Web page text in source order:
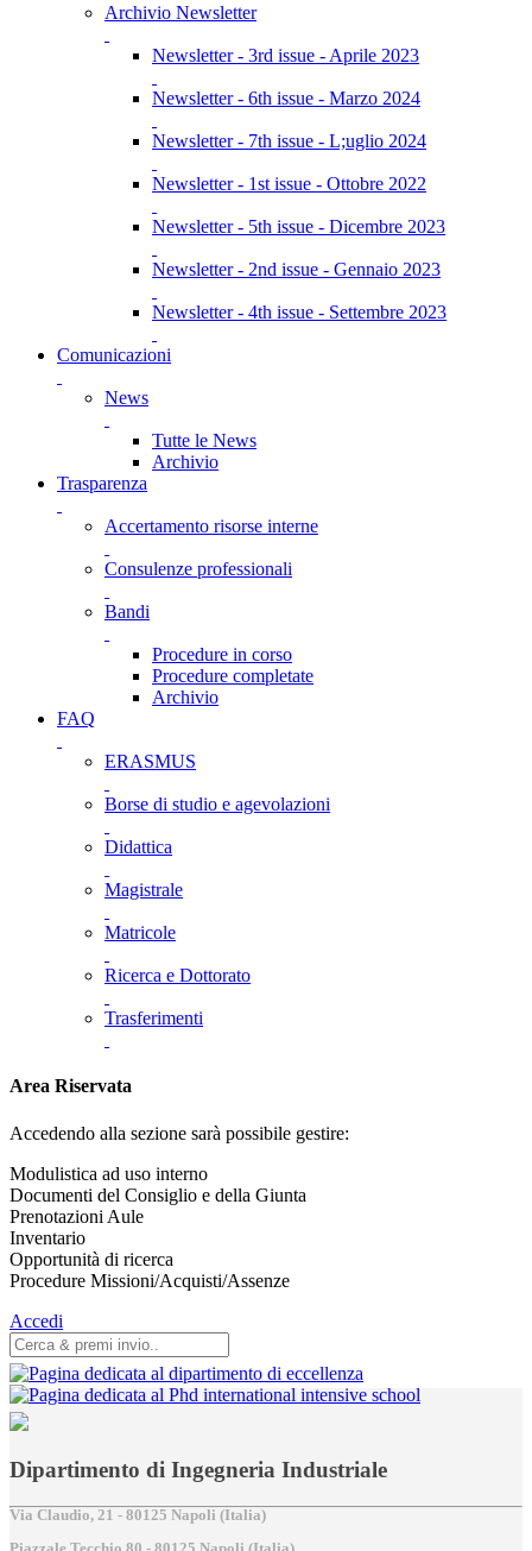
Archivio Newsletter
Newsletter - 3rd issue - Aprile 2023
Newsletter - 6th issue - Marzo 2024
Newsletter - 7th issue - L;uglio 2024
Newsletter - 1st issue - Ottobre 2022
Newsletter - 5th issue - Dicembre 2023
Newsletter - 2nd issue - Gennaio 2023
Newsletter - 4th issue - Settembre 2023
Comunicazioni
News
Tutte le News
Archivio
Trasparenza
Accertamento risorse interne
Consulenze professionali
Bandi
Procedure in corso
Procedure completate
Archivio
FAQ
ERASMUS
Borse di studio e agevolazioni
Didattica
Magistrale
Matricole
Ricerca e Dottorato
Trasferimenti
Area Riservata
Accedendo alla sezione sarà possibile gestire:
Modulistica ad uso interno
Documenti del Consiglio e della Giunta
Prenotazioni Aule
Inventario
Opportunità di ricerca
Procedure Missioni/Acquisti/Assenze
Accedi
Dipartimento di Ingegneria Industriale
Via Claudio, 21 - 80125 Napoli (Italia)